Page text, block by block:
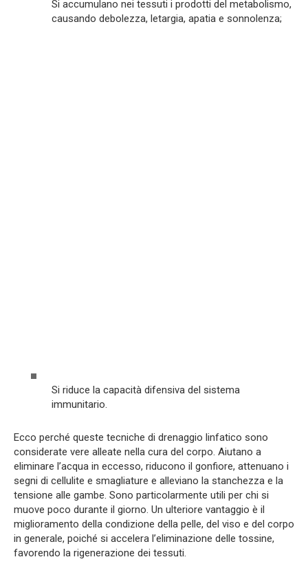
Si accumulano nei tessuti i prodotti del metabolismo,
causando debolezza, letargia, apatia e sonnolenza;
Si riduce la capacità difensiva del sistema
immunitario.
Ecco perché queste tecniche di drenaggio linfatico sono
considerate vere alleate nella cura del corpo. Aiutano a
eliminare l’acqua in eccesso, riducono il gonfiore, attenuano i
segni di cellulite e smagliature e alleviano la stanchezza e la
tensione alle gambe. Sono particolarmente utili per chi si
muove poco durante il giorno. Un ulteriore vantaggio è il
miglioramento della condizione della pelle, del viso e del corpo
in generale, poiché si accelera l’eliminazione delle tossine,
favorendo la rigenerazione dei tessuti.